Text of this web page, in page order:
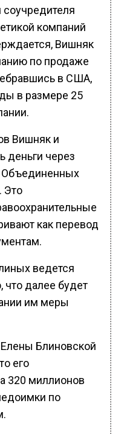
компаний
Вишняк
по продаже
в США,
в размере 25
Вишняк и
деньги через
Объединенных
Это
как перевод
ведется
что далее будет
им меры
Елены Блиновской
его
320 миллионов
по